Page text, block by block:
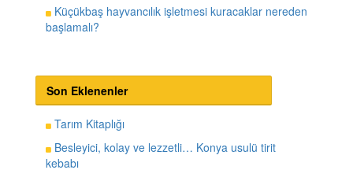
Küçükbaş hayvancılık işletmesi kuracaklar nereden
başlamalı?
Son Eklenenler
Tarım Kitaplığı
Besleyici, kolay ve lezzetli… Konya usulü tirit
kebabı